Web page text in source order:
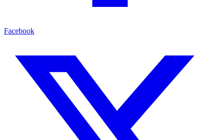
Facebook